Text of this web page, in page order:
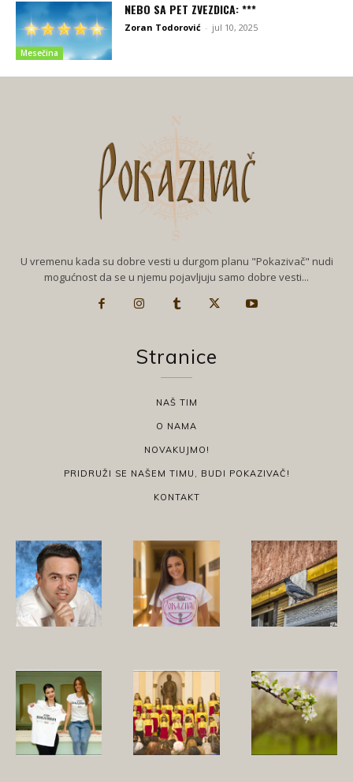
Mesečina
NEBO SA PET ZVEZDICA: ***
Zoran Todorović - jul 10, 2025
U vremenu kada su dobre vesti u durgom planu "Pokazivač" nudi
mogućnost da se u njemu pojavljuju samo dobre vesti...
Stranice
NAŠ TIM
O NAMA
NOVAKUJMO!
PRIDRUŽI SE NAŠEM TIMU, BUDI POKAZIVAČ!
KONTAKT